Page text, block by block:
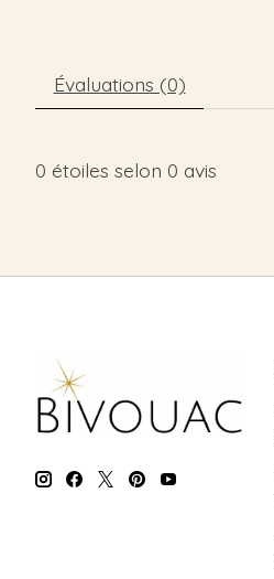
Évaluations (0)
0 étoiles selon 0 avis